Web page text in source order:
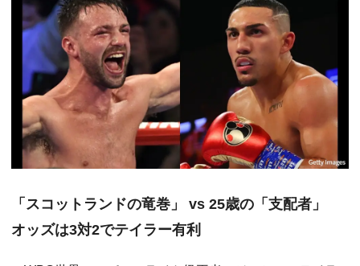
「スコットランドの竜巻」 vs 25歳の「支配者」
オッズは3対2でテイラー有利